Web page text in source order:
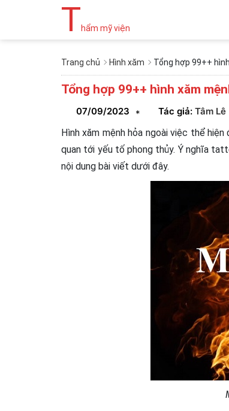
Thẩm mỹ viện
Trang chủ Hình xăm Tổng hợp 99++
Tổng hợp 99++ hình xăm
07/09/2023 * Tác giả: Tâm Lê
Hình xăm mệnh hỏa ngoài việc thể
quan tới yếu tố phong thủy. Ý nghĩa
nội dung bài viết dưới đây.